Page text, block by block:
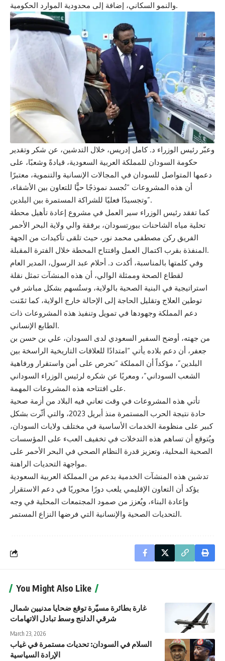
والنمو السكاني، إضافة إلى محدودية الموارد الحكومية.
وعبّر رئيس الوزراء د. كامل إدريس، خلال التدشين، عن شكر وتقدير
حكومة السودان للمملكة العربية السعودية، قيادةً وشعبًا، على
دعمها المتواصل للسودان في المجالات الإنسانية والتنموية، معتبرًا
أن هذه المشروعات “تُجسد نموذجًا حيًّا للتعاون بين الأشقاء،
وتجسيدًا فعليًا للشراكة المستمرة بين البلدين”.
كما تفقد رئيس الوزراء سير العمل في مشروع إعادة تأهيل محطة
تحلية مياه الشاحنات ببورتسودان، برفقة والي ولاية البحر الأحمر
الفريق ركن مصطفى محمد نور، حيث تلقى تأكيدات من الجهة
المنفذة بقرب اكتمال العمل وافتتاح المحطة خلال الفترة المقبلة.
وفي كلمتها بالمناسبة، أكدت د. أحلام عبد الرسول، المدير العام
لقطاع الصحة وممثلة الوالي، أن هذه المنشآت تمثل نقلة
استراتيجية في البنية الصحية بالولاية، وستُسهم بشكل مباشر في
توطين العلاج وتقليل الحاجة إلى الإحالة خارج الولاية، كما ثمّنت
دعم المملكة وجهودها في تمويل وتنفيذ هذه المشروعات ذات
الطابع الإنساني.
من جهته، أوضح السفير السعودي لدى السودان، علي بن حسن بن
جعفر، أن دعم بلاده يأتي “امتدادًا للعلاقات التاريخية الراسخة بين
البلدين”، مؤكداً أن المملكة “تحرص على أمن واستقرار ورفاهية
الشعب السوداني”، ومعربًا عن شكره لرئيس الوزراء السوداني
على افتتاحه هذه المشروعات المهمة.
تأتي هذه المشروعات في وقت تعاني فيه البلاد من أزمة صحية
حادة نتيجة الحرب المستمرة منذ أبريل 2023، والتي أثّرت بشكل
كبير على منظومة الخدمات الأساسية في مختلف ولايات السودان،
ويُتوقع أن تساهم هذه التدخلات في تخفيف العبء على المؤسسات
الصحية المحلية، وتعزيز قدرة النظام الصحي في البحر الأحمر على
مواجهة التحديات الراهنة.
تدشين هذه المنشآت الخدمية بدعم من المملكة العربية السعودية
يؤكد أن التعاون الإقليمي يلعب دورًا محوريًا في دعم الاستقرار
وإعادة البناء، ويُعزز من صمود المجتمعات المحلية في وجه
التحديات الصحية والإنسانية التي فرضها النزاع المستمر.
You Might Also Like
غارة بطائرة مسيّرة توقع ضحايا مدنيين شمال
شرقي الدلنج وسط تبادل الاتهامات
March 23, 2026
السلام في السودان: تحديات مستمرة في غياب
الإرادة السياسية